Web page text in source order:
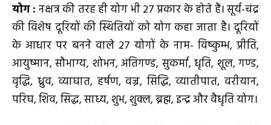
योग: नक्षत्र की तरह ही योग भी 27 प्रकार के होते हैं। सूर्य-चंद्र
की विशेष दूरियों की स्थितियों को योग कहा जाता है। दूरियों
के आधार पर बनने वाले 27 योगों के नाम- विष्कुम्भ, प्रीति,
आयुष्मान, सौभाग्य, शोभन, अतिगण्ड, सुकर्मा, धृति, शूल, गण्ड,
वृद्धि, ध्रुव, व्याघात, हर्षण, वज्र, सिद्धि, व्यातीपात, वरीयान,
परिघ, शिव, सिद्ध, साध्य, शुभ, शुक्ल, ब्रह्म, इन्द्र और वैधृति योग।